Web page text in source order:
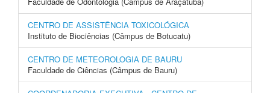
CENTRO DE ASSISTÊNCIA TOXICOLÓGICA
Instituto de Biociências (Câmpus de Botucatu)
CENTRO DE METEOROLOGIA DE BAURU
Faculdade de Ciências (Câmpus de Bauru)